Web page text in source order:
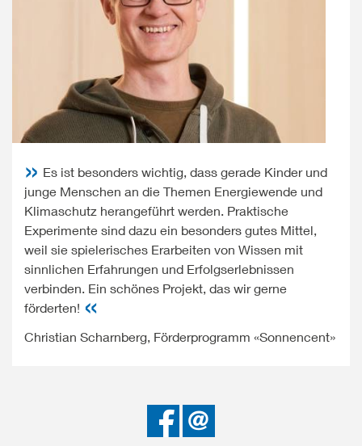
Es ist besonders wichtig, dass gerade Kinder und
junge Menschen an die Themen Energiewende und
Klimaschutz herangeführt werden. Praktische
Experimente sind dazu ein besonders gutes Mittel,
weil sie spielerisches Erarbeiten von Wissen mit
sinnlichen Erfahrungen und Erfolgserlebnissen
verbinden. Ein schönes Projekt, das wir gerne
förderten!
Christian Scharnberg, Förderprogramm «Sonnencent»
Bei
Facebook